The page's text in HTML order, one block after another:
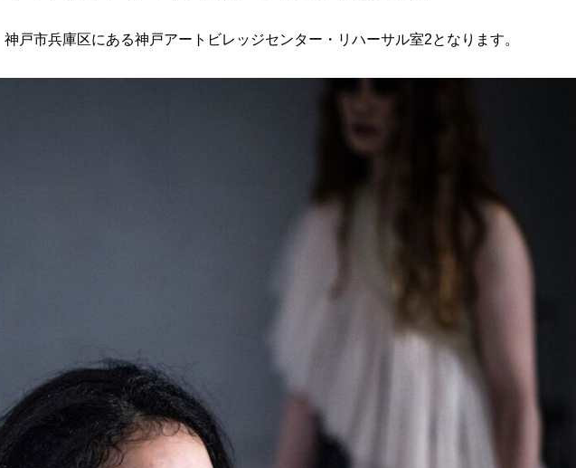
戸市兵庫区にある神戸アートビレッジセンター・リハーサル室2となります。